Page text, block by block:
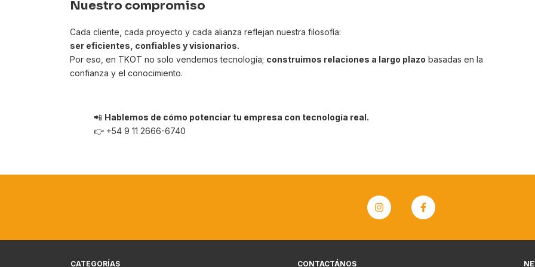
Nuestro compromiso
Cada cliente, cada proyecto y cada alianza reflejan nuestra filosofía:
ser eficientes, confiables y visionarios.
Por eso, en TKOT no solo vendemos tecnología; construimos relaciones a largo plazo basadas en la
confianza y el conocimiento.
📲 Hablemos de cómo potenciar tu empresa con tecnología real.
👉 +54 9 11 2666-6740
CATEGORÍAS CONTACTÁNOS